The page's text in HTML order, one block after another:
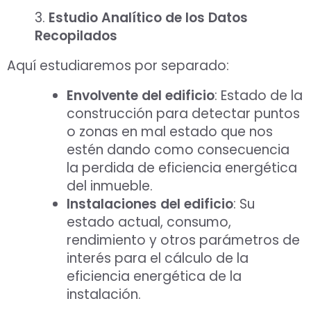
3. Estudio Analítico de los Datos
Recopilados
Aquí estudiaremos por separado:
Envolvente del edificio: Estado de la
construcción para detectar puntos
o zonas en mal estado que nos
estén dando como consecuencia
la perdida de eficiencia energética
del inmueble.
Instalaciones del edificio: Su
estado actual, consumo,
rendimiento y otros parámetros de
interés para el cálculo de la
eficiencia energética de la
instalación.